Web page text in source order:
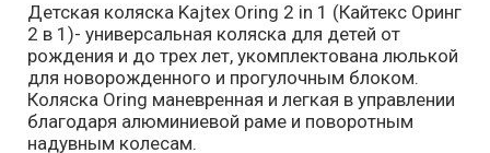
Детская коляска Kajtex Oring 2 in 1 (Кайтекс Оринг
2 в 1)- универсальная коляска для детей от
рождения и до трех лет, укомплектована люлькой
для новорожденного и прогулочным блоком.
Коляска Oring маневренная и легкая в управлении
благодаря алюминиевой раме и поворотным
надувным колесам.